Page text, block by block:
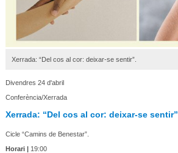
Xerrada: “Del cos al cor: deixar-se sentir”.
Divendres 24 d'abril
Conferència/Xerrada
Xerrada: “Del cos al cor: deixar-se sentir”
Cicle “Camins de Benestar”.
Horari |19:00